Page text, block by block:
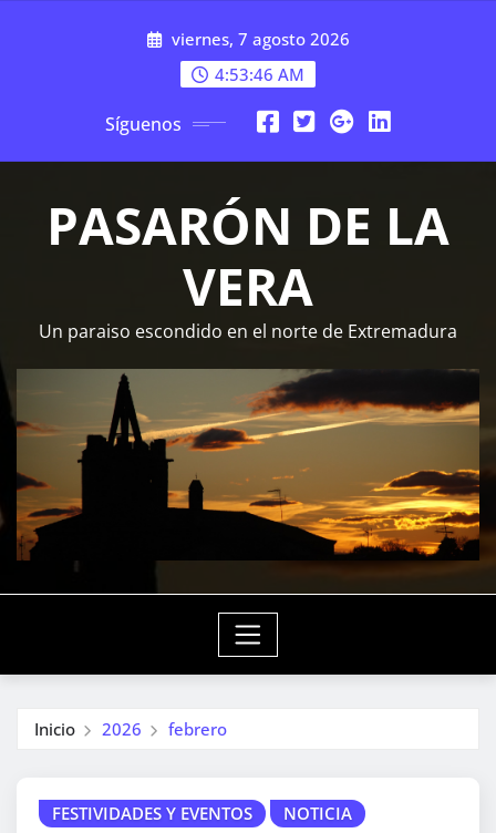
viernes, 7 agosto 2026
4:53:48 AM
Síguenos
PASARÓN DE LA
VERA
Un paraiso escondido en el norte de Extremadura
Inicio 2026 febrero
FESTIVIDADES Y EVENTOS NOTICIA